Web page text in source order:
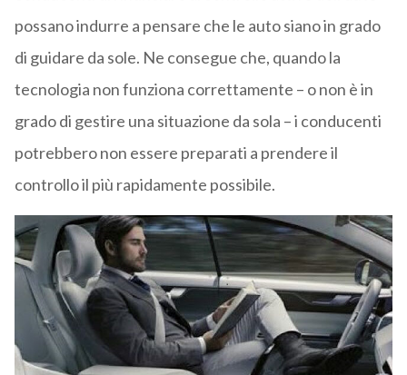
possano indurre a pensare che le auto siano in grado
di guidare da sole. Ne consegue che, quando la
tecnologia non funziona correttamente – o non è in
grado di gestire una situazione da sola – i conducenti
potrebbero non essere preparati a prendere il
controllo il più rapidamente possibile.